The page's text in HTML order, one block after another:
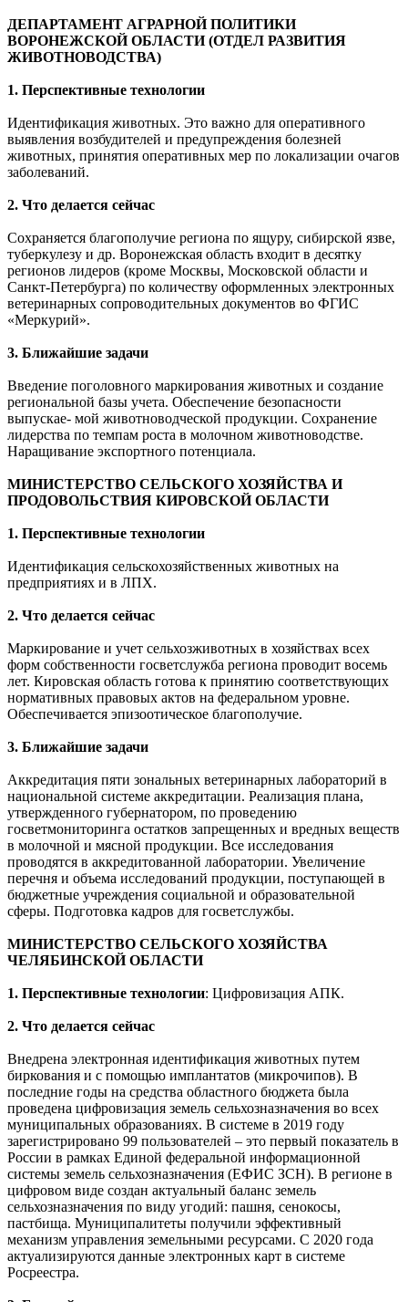
ДЕПАРТАМЕНТ АГРАРНОЙ ПОЛИТИКИ
ВОРОНЕЖСКОЙ ОБЛАСТИ (ОТДЕЛ РАЗВИТИЯ
ЖИВОТНОВОДСТВА)
1. Перспективные технологии
Идентификация животных. Это важно для оперативного
выявления возбудителей и предупреждения болезней
животных, принятия оперативных мер по локализации очагов
заболеваний.
2. Что делается сейчас
Сохраняется благополучие региона по ящуру, сибирской язве,
туберкулезу и др. Воронежская область входит в десятку
регионов лидеров (кроме Москвы, Московской области и
Санкт-Петербурга) по количеству оформленных электронных
ветеринарных сопроводительных документов во ФГИС
«Меркурий».
3. Ближайшие задачи
Введение поголовного маркирования животных и создание
региональной базы учета. Обеспечение безопасности
выпускае- мой животноводческой продукции. Сохранение
лидерства по темпам роста в молочном животноводстве.
Наращивание экспортного потенциала.
МИНИСТЕРСТВО СЕЛЬСКОГО ХОЗЯЙСТВА И
ПРОДОВОЛЬСТВИЯ КИРОВСКОЙ ОБЛАСТИ
1. Перспективные технологии
Идентификация сельскохозяйственных животных на
предприятиях и в ЛПХ.
2. Что делается сейчас
Маркирование и учет сельхозживотных в хозяйствах всех
форм собственности госветслужба региона проводит восемь
лет. Кировская область готова к принятию соответствующих
нормативных правовых актов на федеральном уровне.
Обеспечивается эпизоотическое благополучие.
3. Ближайшие задачи
Аккредитация пяти зональных ветеринарных лабораторий в
национальной системе аккредитации. Реализация плана,
утвержденного губернатором, по проведению
госветмониторинга остатков запрещенных и вредных веществ
в молочной и мясной продукции. Все исследования
проводятся в аккредитованной лаборатории. Увеличение
перечня и объема исследований продукции, поступающей в
бюджетные учреждения социальной и образовательной
сферы. Подготовка кадров для госветслужбы.
МИНИСТЕРСТВО СЕЛЬСКОГО ХОЗЯЙСТВА
ЧЕЛЯБИНСКОЙ ОБЛАСТИ
1. Перспективные технологии: Цифровизация АПК.
2. Что делается сейчас
Внедрена электронная идентификация животных путем
биркования и с помощью имплантатов (микрочипов). В
последние годы на средства областного бюджета была
проведена цифровизация земель сельхозназначения во всех
муниципальных образованиях. В системе в 2019 году
зарегистрировано 99 пользователей – это первый показатель в
России в рамках Единой федеральной информационной
системы земель сельхозназначения (ЕФИС ЗСН). В регионе в
цифровом виде создан актуальный баланс земель
сельхозназначения по виду угодий: пашня, сенокосы,
пастбища. Муниципалитеты получили эффективный
механизм управления земельными ресурсами. С 2020 года
актуализируются данные электронных карт в системе
Росреестра.